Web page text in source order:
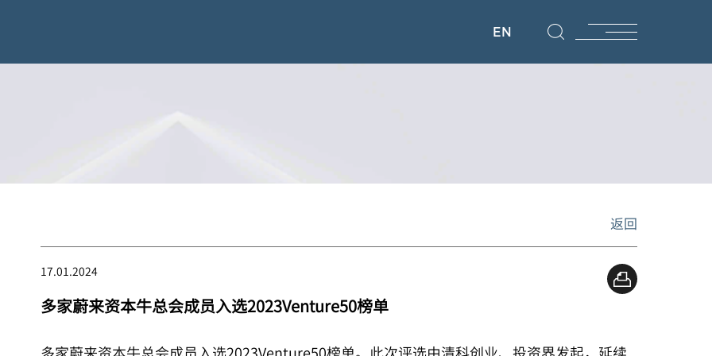
EN
返回
17.01.2024
多家蔚来资本牛总会成员入选2023Venture50榜单